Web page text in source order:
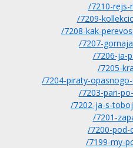
/7210-rejs-
/7209-
/7208-kak-
/7207-
/7206-ja-
/7205-
/7204-piraty-
/7203-pari-
/7202-ja-s-
/7201-
/7200-pod-
/7199-my-